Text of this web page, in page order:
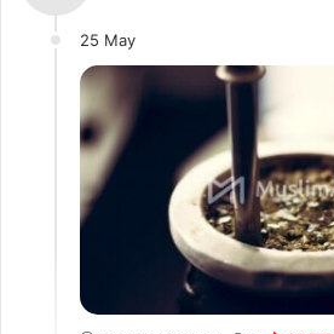
25 May